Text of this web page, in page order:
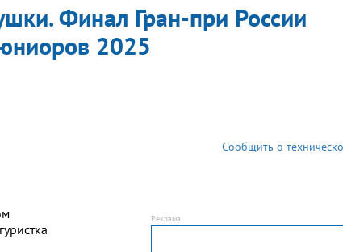
Финал Гран-при России
2025
Сообщить о